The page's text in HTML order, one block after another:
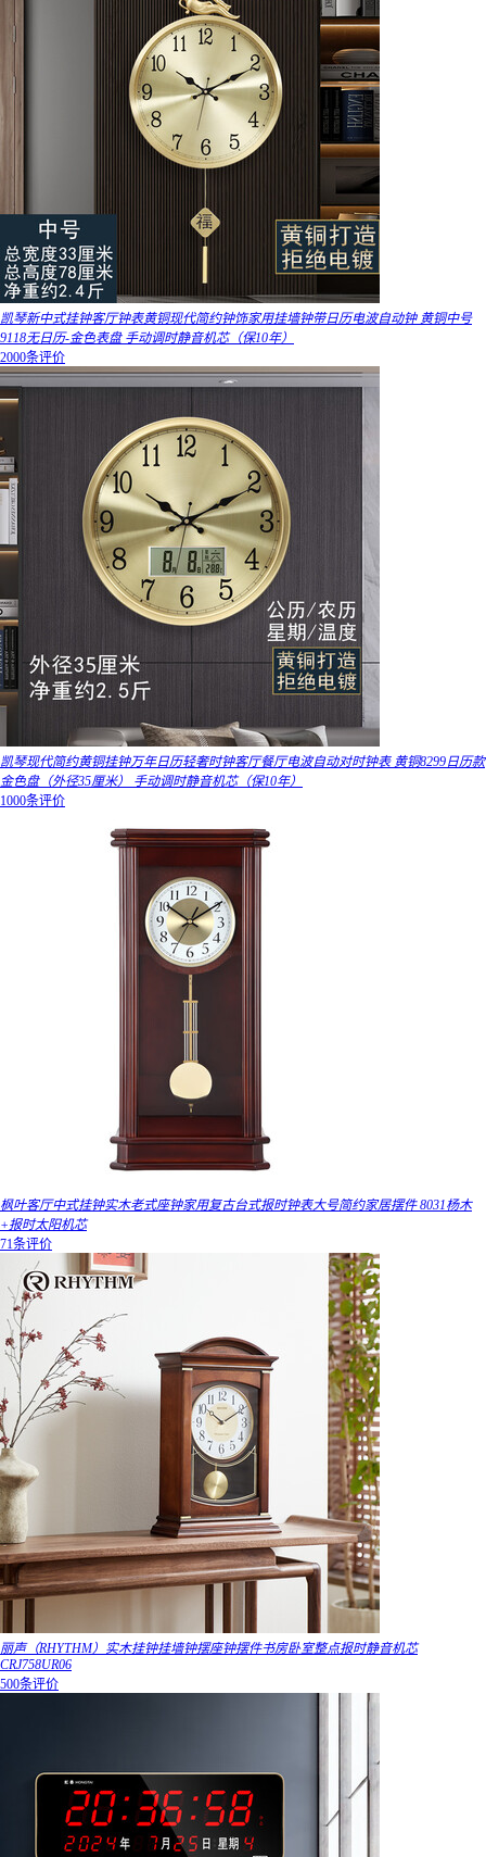
凯琴新中式挂钟客厅钟表黄铜现代简约钟饰家用挂墙钟带日历电波自动钟 黄铜中号
9118无日历-金色表盘 手动调时静音机芯（保10年）
2000条评价
凯琴现代简约黄铜挂钟万年日历轻奢时钟客厅餐厅电波自动对时钟表 黄铜8299日历款
金色盘（外径35厘米） 手动调时静音机芯（保10年）
1000条评价
枫叶客厅中式挂钟实木老式座钟家用复古台式报时钟表大号简约家居摆件 8031杨木
+报时太阳机芯
71条评价
丽声（RHYTHM）实木挂钟挂墙钟摆座钟摆件书房卧室整点报时静音机芯
CRJ758UR06
500条评价